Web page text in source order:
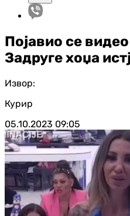
Појавио се
Задруге хоџа
Извор:
Курир
05.10.2023 09:05